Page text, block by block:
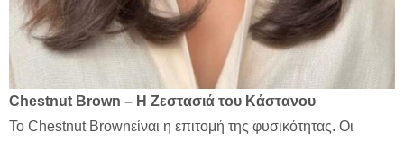
Chestnut Brown – Η Ζεστασιά του Κάστανου
Το Chestnut Brownείναι η επιτομή της φυσικότητας. Οι